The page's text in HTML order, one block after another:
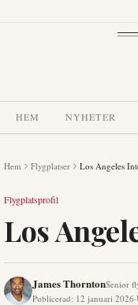
HEM NYHETER
Hem Flygplatser Los Angeles
Flygplatsprofil
Los
James ThorntonSenior
Publicerad: 12 januari 2026·